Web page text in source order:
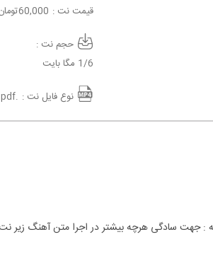
قیمت نت : 60,000
حجم نت :
1/6 مگا بایت
نوع فایل نت : .pdf
: جهت سادگی هرچه بیشتر در اجرا متن آهنگ زیر